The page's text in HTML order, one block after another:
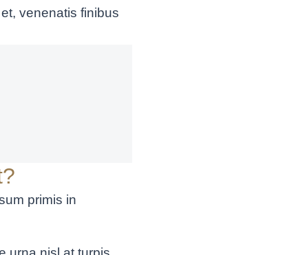
venenatis finibus
primis in